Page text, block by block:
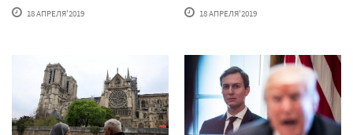
18 АПРЕЛЯ'2019 18 АПРЕЛЯ'2019